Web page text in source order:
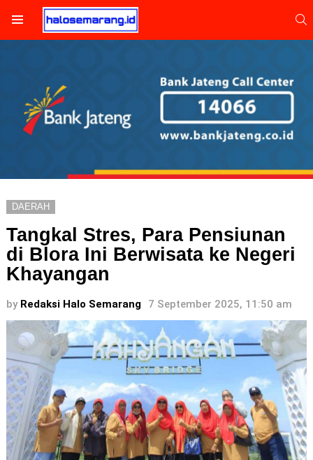
DAERAH
Tangkal Stres, Para Pensiunan
di Blora Ini Berwisata ke Negeri
Khayangan
by Redaksi Halo Semarang 7 September 2025, 11:50 am